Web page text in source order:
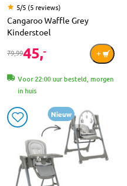
5/5 (5 reviews)
Cangaroo Waffle Grey
Kinderstoel
79,9945,-
Voor 22:00 uur besteld, morgen
in huis
Nieuw